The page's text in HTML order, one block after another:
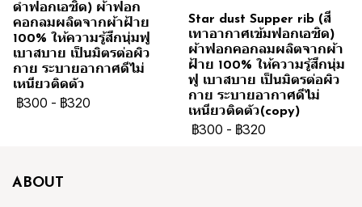
ดำฟอกเอซิด) ผ้าฟอก
คอกลมผลิตจากผ้าฝ้าย
100% ให้ความรู้สึกนุ่มฟู
เบาสบาย เป็นมิตรต่อผิว
กาย ระบายอากาศดีไม่
เหนียวติดตัว
฿300 - ฿320
Star dust Supper rib (สี
เทาอากาศเข้มฟอกเอซิด)
ผ้าฟอกคอกลมผลิตจากผ้า
ฝ้าย 100% ให้ความรู้สึกนุ่ม
ฟู เบาสบาย เป็นมิตรต่อผิว
กาย ระบายอากาศดีไม่
เหนียวติดตัว(copy)
฿300 - ฿320
ABOUT